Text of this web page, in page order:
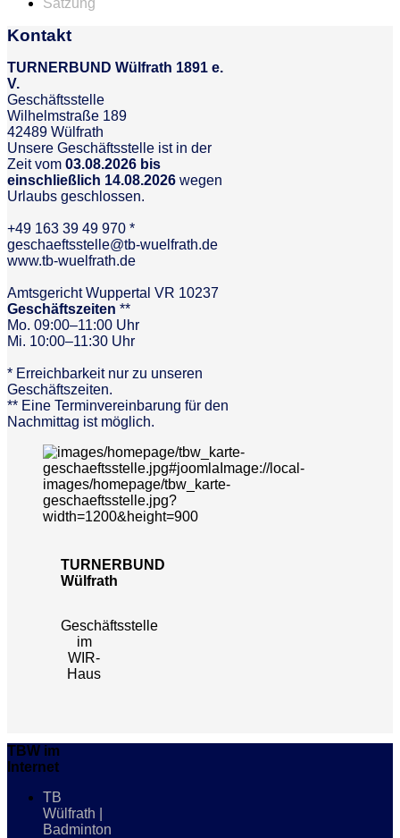
Satzung
Kontakt
TURNERBUND Wülfrath 1891 e.
V.
Geschäftsstelle
Wilhelmstraße 189
42489 Wülfrath
Unsere Geschäftsstelle ist in der
Zeit vom 03.08.2026 bis
einschließlich 14.08.2026 wegen
Urlaubs geschlossen.
+49 163 39 49 970 *
geschaeftsstelle@tb-wuelfrath.de
www.tb-wuelfrath.de
Amtsgericht Wuppertal VR 10237
Geschäftszeiten **
Mo. 09:00–11:00 Uhr
Mi. 10:00–11:30 Uhr
* Erreichbarkeit nur zu unseren
Geschäftszeiten.
** Eine Terminvereinbarung für den
Nachmittag ist möglich.
TURNERBUND
Wülfrath
Geschäftsstelle
im
WIR-
Haus
TBW im
Internet
TB
Wülfrath |
Badminton